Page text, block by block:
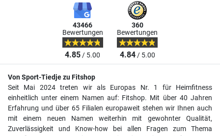
43466
Bewertungen
4.85/ 5.00
360
Bewertungen
4.84/ 5.00
Von Sport-Tiedje zu Fitshop
Seit Mai 2024 treten wir als Europas Nr. 1 für Heimfitness
einheitlich unter einem Namen auf: Fitshop. Mit über 40 Jahren
Erfahrung und über 65 Filialen europaweit stehen wir Ihnen auch
mit einem neuen Namen weiterhin mit gewohnter Qualität,
Zuverlässigkeit und Know-how bei allen Fragen zum Thema